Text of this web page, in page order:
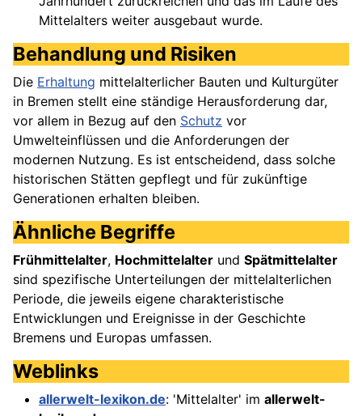
Mittelalters weiter ausgebaut wurde.
Behandlung und Risiken
Die Erhaltung mittelalterlicher Bauten und Kulturgüter
in Bremen stellt eine ständige Herausforderung dar,
vor allem in Bezug auf den Schutz vor
Umwelteinflüssen und die Anforderungen der
modernen Nutzung. Es ist entscheidend, dass solche
historischen Stätten gepflegt und für zukünftige
Generationen erhalten bleiben.
Ähnliche Begriffe
Frühmittelalter, Hochmittelalter und Spätmittelalter
sind spezifische Unterteilungen der mittelalterlichen
Periode, die jeweils eigene charakteristische
Entwicklungen und Ereignisse in der Geschichte
Bremens und Europas umfassen.
Weblinks
allerwelt-lexikon.de: 'Mittelalter' im allerwelt-